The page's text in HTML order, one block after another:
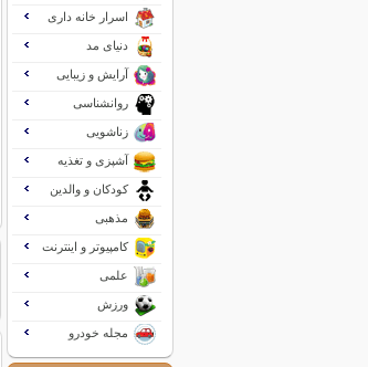
اسرار خانه داری
دنیای مد
آرایش و زیبایی
روانشناسی
زناشویی
آشپزی و تغذیه
کودکان و والدین
مذهبی
کامپیوتر و اینترنت
علمی
ورزش
مجله خودرو